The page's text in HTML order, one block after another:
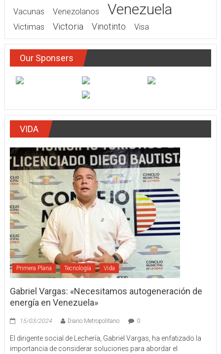
Vacunas Venezolanos Venezuela
Victimas Victoria Vinotinto Visa
Our Sponsers
VIDA
Primera Plana Tecnología Vida
Gabriel Vargas: «Necesitamos autogeneración de
energía en Venezuela»
15/03/2024 Diario Metropolitano 0
El dirigente social de Lechería, Gabriel Vargas, ha enfatizado la
importancia de considerar soluciones para abordar el